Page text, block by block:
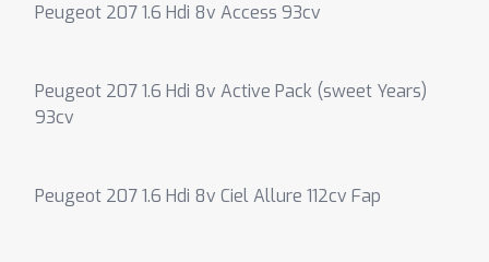
Peugeot 207 1.6 Hdi 8v Access 93cv
Peugeot 207 1.6 Hdi 8v Active Pack (sweet Years)
93cv
Peugeot 207 1.6 Hdi 8v Ciel Allure 112cv Fap